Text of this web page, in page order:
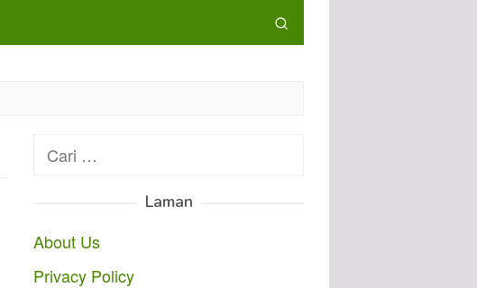
Cari
Laman
About Us
Privacy Policy